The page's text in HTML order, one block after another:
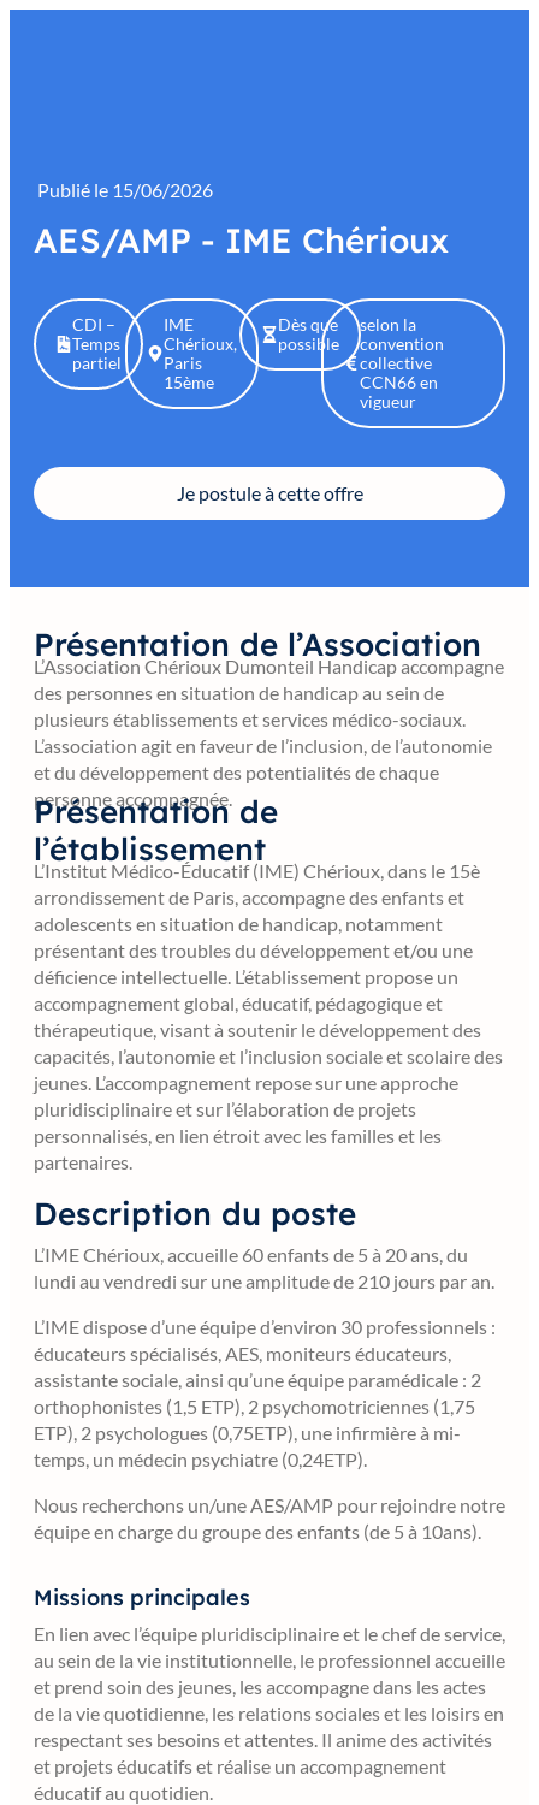
contenu
Publié le 15/06/2026
AES/AMP - IME Chérioux
CDI –
Temps
partiel
IME
Chérioux,
Paris
15ème
Dès que
possible
selon la
convention
collective
CCN66 en
vigueur
Je postule à cette offre
Présentation de l’Association
L’Association Chérioux Dumonteil Handicap accompagne
des personnes en situation de handicap au sein de
plusieurs établissements et services médico-sociaux.
L’association agit en faveur de l’inclusion, de l’autonomie
et du développement des potentialités de chaque
personne accompagnée.
Présentation de
l’établissement
L’Institut Médico-Éducatif (IME) Chérioux, dans le 15è
arrondissement de Paris, accompagne des enfants et
adolescents en situation de handicap, notamment
présentant des troubles du développement et/ou une
déficience intellectuelle. L’établissement propose un
accompagnement global, éducatif, pédagogique et
thérapeutique, visant à soutenir le développement des
capacités, l’autonomie et l’inclusion sociale et scolaire des
jeunes. L’accompagnement repose sur une approche
pluridisciplinaire et sur l’élaboration de projets
personnalisés, en lien étroit avec les familles et les
partenaires.
Description du poste
L’IME Chérioux, accueille 60 enfants de 5 à 20 ans, du
lundi au vendredi sur une amplitude de 210 jours par an.
L’IME dispose d’une équipe d’environ 30 professionnels :
éducateurs spécialisés, AES, moniteurs éducateurs,
assistante sociale, ainsi qu’une équipe paramédicale : 2
orthophonistes (1,5 ETP), 2 psychomotriciennes (1,75
ETP), 2 psychologues (0,75ETP), une infirmière à mi-
temps, un médecin psychiatre (0,24ETP).
Nous recherchons un/une AES/AMP pour rejoindre notre
équipe en charge du groupe des enfants (de 5 à 10ans).
Missions principales
En lien avec l’équipe pluridisciplinaire et le chef de service,
au sein de la vie institutionnelle, le professionnel accueille
et prend soin des jeunes, les accompagne dans les actes
de la vie quotidienne, les relations sociales et les loisirs en
respectant ses besoins et attentes. Il anime des activités
et projets éducatifs et réalise un accompagnement
éducatif au quotidien.